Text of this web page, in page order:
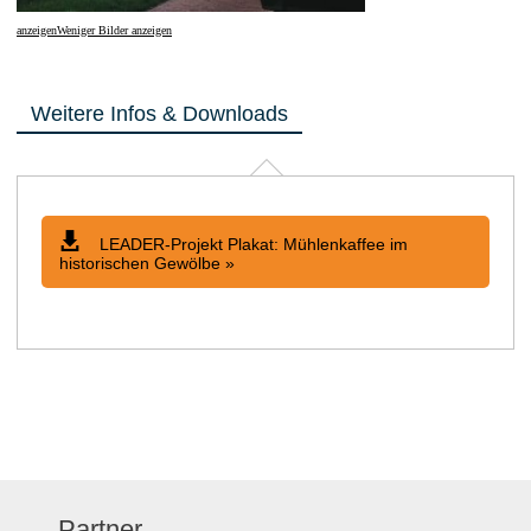
anzeigenWeniger Bilder anzeigen
Weitere Infos & Downloads
LEADER-Projekt Plakat: Mühlenkaffee im
historischen Gewölbe »